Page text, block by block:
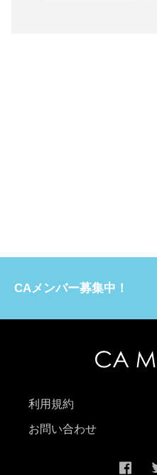
CAメンバー募集中！
利用規約
お問い合わせ